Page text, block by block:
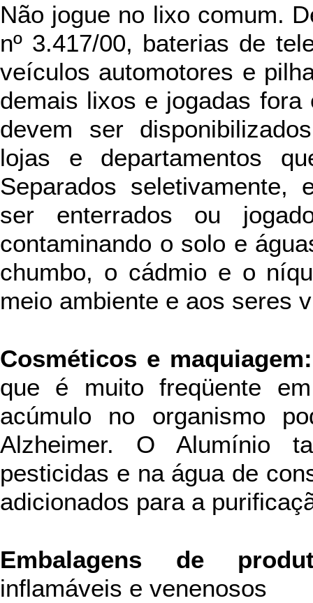
Não jogue no lixo comum.
nº 3.417/00, baterias de
veículos automotores e
demais lixos e jogadas
devem ser
lojas e departamentos
Separados seletivamente,
ser enterrados ou
contaminando o solo e
chumbo, o cádmio e o
meio ambiente e aos seres
Cosméticos e maquiagem:
que é muito freqüente
acúmulo no organismo
Alzheimer. O Alumínio
pesticidas e na água de
adicionados para a
Embalagens de
inflamáveis e venenosos